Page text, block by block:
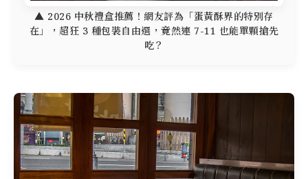
▲ 2026 中秋禮盒推薦！網友評為「蛋黃酥界的特別存
在」，超狂 3 種包裝自由選，竟然連 7-11 也能單顆搶先
吃？